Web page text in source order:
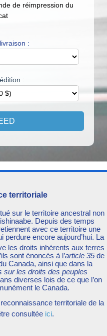
de réimpression du
:
:
territoriale
sur le territoire ancestral non
Depuis des temps
avec ce territoire une
perdure encore aujourd’hui. La
les droits inhérents aux terres
sont énoncés à l’article 35de
Canada, ainsi que dans la
sur les droits des peuples
diverses lois de ce que l’on
le Canada.
territoriale de la
consultée ici.